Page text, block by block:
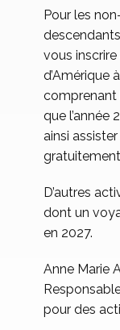
Pour les
vous
d’Amérique
comprenant
que l’année
ainsi
D’autres
dont un
en 2027.
Anne Marie
pour des